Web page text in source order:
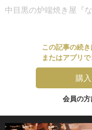
中目黒の炉端焼き屋『
この記事の続き
またはアプリ
購
会員の